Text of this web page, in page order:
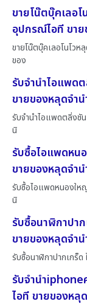
ขายโน๊ตบุ๊คเลอโ
อุปกรณ์ไอที ขา
ขายโน๊ตบุ๊คเลอโนโวห
ของ
รับจำนำไอแพด
ขายของหลุดจำ
รับจำนำไอแพดตลิ่งชั
นิ
รับซื้อไอแพดหน
ขายของหลุดจำ
รับซื้อไอแพดหนองให
นิ
รับซื้อนาฬิกาปา
ขายของหลุดจำ
รับซื้อนาฬิกาปากเกร็ด
รับจำนำ
ไอที ขายของหลุ